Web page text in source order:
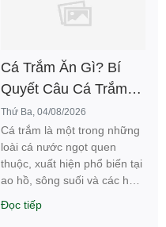
Cá Trắm Ăn Gì? Bí
Quyết Câu Cá Trắm
Cho Anh Em Cần Thủ!
Thứ Ba, 04/08/2026
Cá trắm là một trong những
loài cá nước ngọt quen
thuộc, xuất hiện phổ biến tại
ao hồ, sông suối và các hồ
Đọc tiếp